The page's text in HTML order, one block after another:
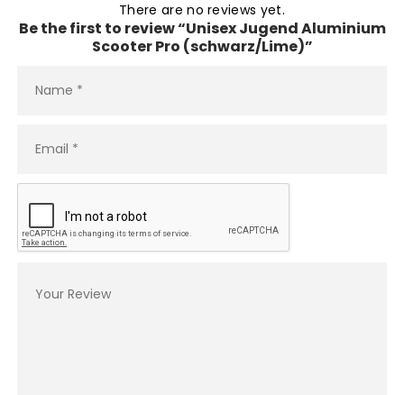
There are no reviews yet.
Be the first to review “Unisex Jugend Aluminium
Scooter Pro (schwarz/Lime)”